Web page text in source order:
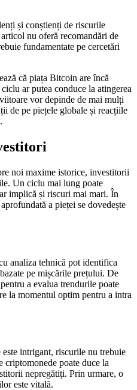
și conștienți de riscurile
nu oferă recomandări de
fundamentate pe cercetări
că piața Bitcoin are încă
ar putea conduce la atingerea
vor depinde de mai mulți
de pe piețele globale și reacțiile
noi maxime istorice, investitorii
Un ciclu mai lung poate
implică și riscuri mai mari. În
a pieței se dovedește
analiza tehnică pot identifica
pe mișcările prețului. De
a evalua trendurile poate
la momentul optim pentru a intra
intrigant, riscurile nu trebuie
criptomonede poate duce la
nepregătiți. Prin urmare, o
este vitală.